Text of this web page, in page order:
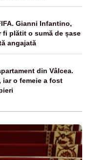
Gianni Infantino,
fi plătit o sumă de șase
angajată
din Vâlcea.
iar o femeie a fost